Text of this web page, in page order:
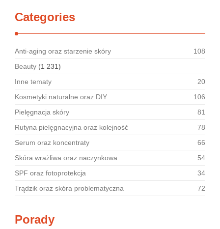
Categories
Anti-aging oraz starzenie skóry
108
Beauty (1 231)
Inne tematy
20
Kosmetyki naturalne oraz DIY
106
Pielęgnacja skóry
81
Rutyna pielęgnacyjna oraz kolejność
78
Serum oraz koncentraty
66
Skóra wrażliwa oraz naczynkowa
54
SPF oraz fotoprotekcja
34
Trądzik oraz skóra problematyczna
72
Porady